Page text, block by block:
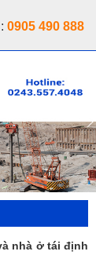
0905 490 888
nhà ở tái định